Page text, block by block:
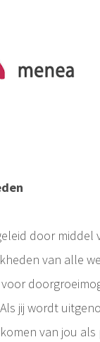
door
van alle
jij wordt
van jou